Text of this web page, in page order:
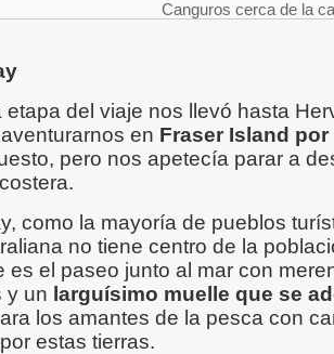
Canguros cerca de la
etapa del viaje nos llevó hasta
en Fraser Island
pero nos apetecía parar a
como la mayoría de pueblos
no tiene centro de la
es el paseo junto al mar con
y un larguísimo muelle que se
los amantes de la pesca con
estas tierras.